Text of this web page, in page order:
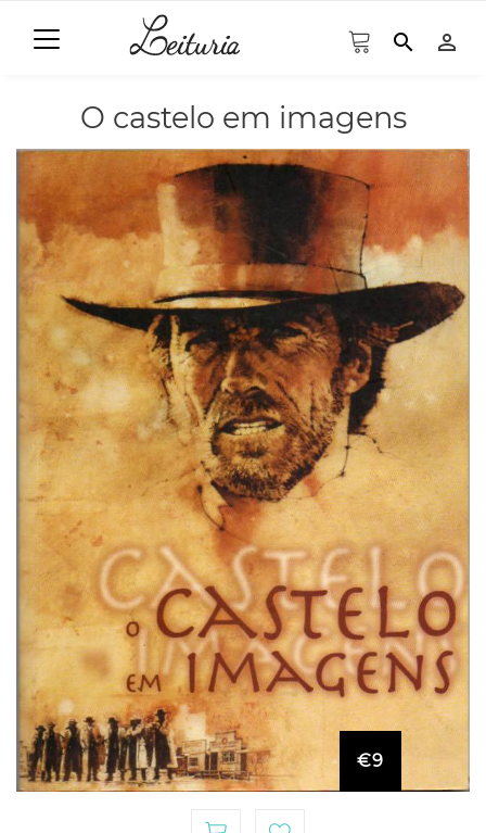
search person_outline
O castelo em imagens
€9